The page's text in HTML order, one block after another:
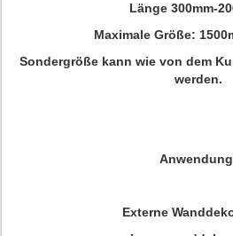
Länge 300mm-
Maximale Größe:
Sondergröße kann wie von dem
werden.
Externe